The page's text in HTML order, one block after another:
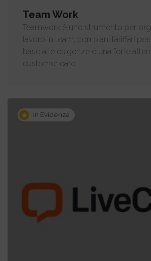
Team Work
Teamwork è uno strumento per
lavoro in team, con piani tariffari
base alle esigenze e una forte
customer care
In Evidenza